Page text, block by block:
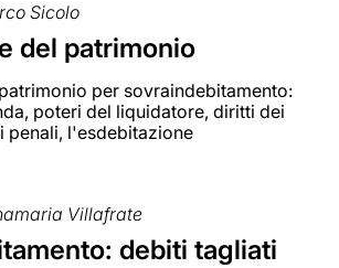
Sicolo
del patrimonio
per sovraindebitamento:
poteri del liquidatore, diritti dei
penali, l'esdebitazione
Villafrate
debiti tagliati